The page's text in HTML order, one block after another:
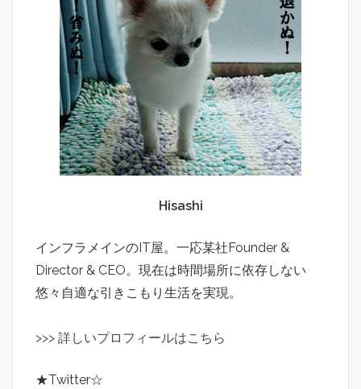
Hisashi
インフラメインのIT屋。一応某社Founder &
Director & CEO。現在は時間場所に依存しない
悠々自適な引きこもり生活を実現。
>>> 詳しいプロフィールはこちら
★Twitter☆